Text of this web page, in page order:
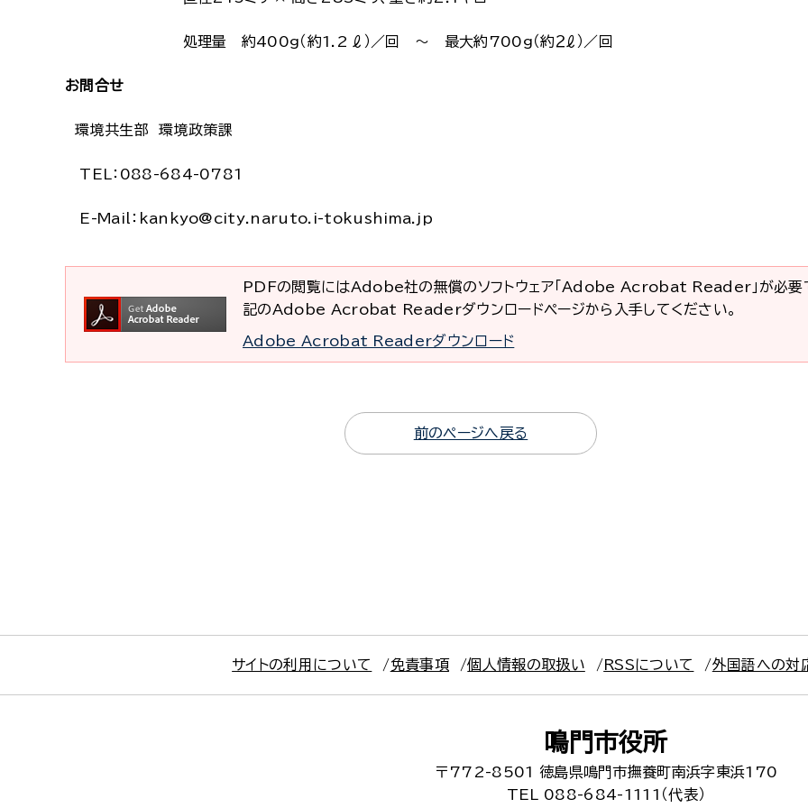
処理量 約400g（約1.2 ℓ）／回 ～ 最大約700g（約２ℓ）／回
お問合せ
環境共生部 環境政策課
TEL：088-684-0781
E-Mail：kankyo@city.naruto.i-tokushima.jp
PDFの閲覧にはAdobe社の無償のソフトウェア「Adobe Acrobat Reader」が必要
記のAdobe Acrobat Readerダウンロードページから入手してください。
Adobe Acrobat Readerダウンロード
前のページへ戻る
サイトの利用について 免責事項 個人情報の取扱い RSSについて 外国語への対
鳴門市役所
〒772-8501
徳島県鳴門市撫養町南浜字東浜170
TEL 088-684-1111（代表）